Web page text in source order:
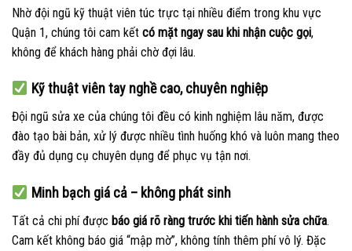
Nhờ đội ngũ kỹ thuật viên túc trực tại nhiều điểm trong khu vực
Quận 1, chúng tôi cam kết có mặt ngay sau khi nhận cuộc gọi,
không để khách hàng phải chờ đợi lâu.
Kỹ thuật viên tay nghề cao, chuyên nghiệp
Đội ngũ sửa xe của chúng tôi đều có kinh nghiệm lâu năm, được
đào tạo bài bản, xử lý được nhiều tình huống khó và luôn mang theo
đầy đủ dụng cụ chuyên dụng để phục vụ tận nơi.
Minh bạch giá cả – không phát sinh
Tất cả chi phí được báo giá rõ ràng trước khi tiến hành sửa chữa.
Cam kết không báo giá “mập mờ”, không tính thêm phí vô lý. Đặc